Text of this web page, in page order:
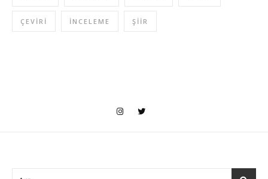
ÇEVIRI İNCELEME ŞIIR